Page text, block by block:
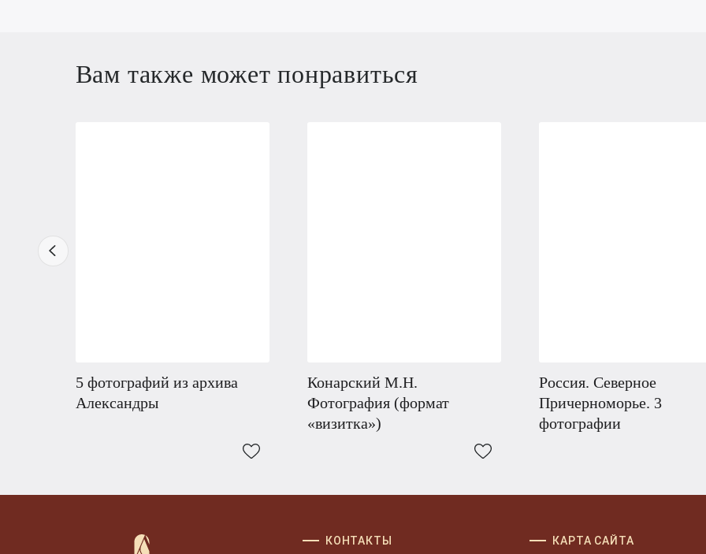
Вам также может понравиться
5 фотографий из архива
Александры
Конарский М.Н.
Фотография (формат
«визитка»)
Россия. Северное
Причерноморье. 3
фотографии
КОНТАКТЫ КАРТА САЙТА